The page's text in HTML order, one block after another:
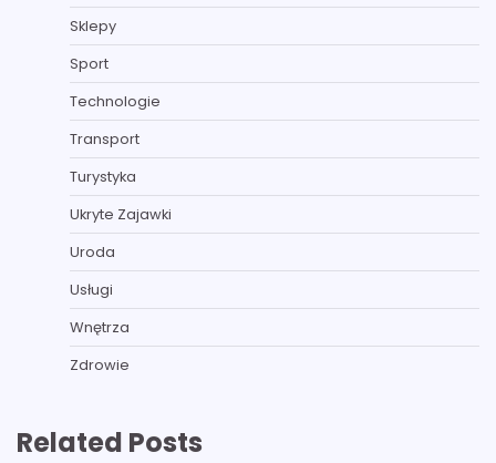
Sklepy
Sport
Technologie
Transport
Turystyka
Ukryte Zajawki
Uroda
Usługi
Wnętrza
Zdrowie
Related Posts